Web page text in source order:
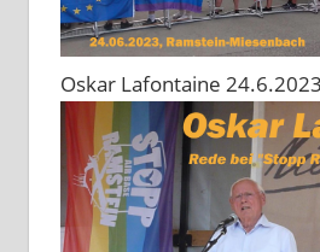
Oskar Lafontaine